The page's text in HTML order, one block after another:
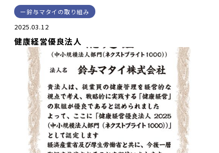
鈴与マタイの取り組み
2025.03.12
健康経営優良法人